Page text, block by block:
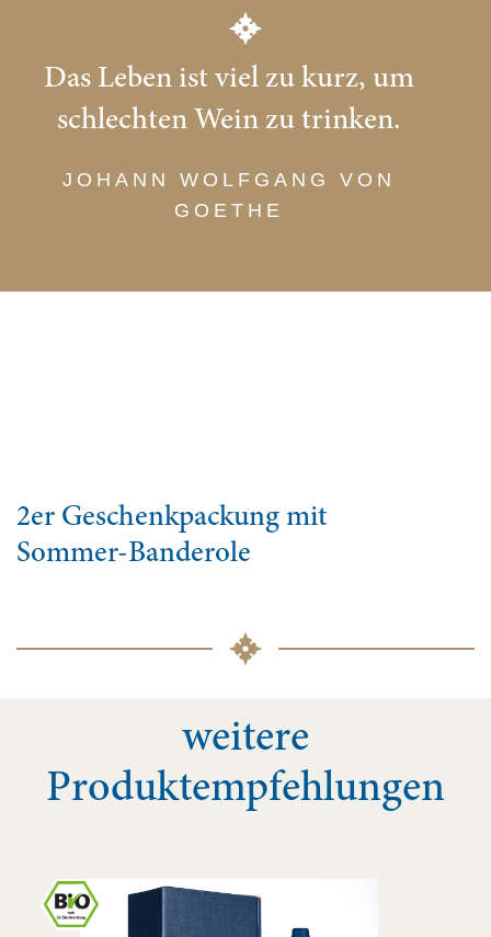
Das Leben ist viel zu kurz, um
schlechten Wein zu trinken.
JOHANN WOLFGANG VON
GOETHE
2er Geschenkpackung mit
Sommer-Banderole
weitere
Produktempfehlungen